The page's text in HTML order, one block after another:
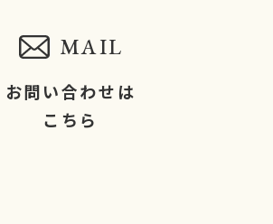
MAIL
お問い合わせは
こちら